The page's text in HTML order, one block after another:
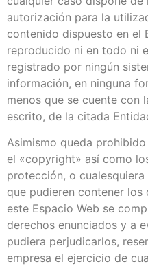
autorización para la
contenido dispuesto en el
reproducido ni en todo ni
registrado por ningún
información, en ninguna
menos que se cuente con
escrito, de la citada
Asimismo queda
el «copyright» así como
protección, o
que pudieren contener los
este Espacio Web se
derechos enunciados y a
pudiera perjudicarlos,
empresa el ejercicio de